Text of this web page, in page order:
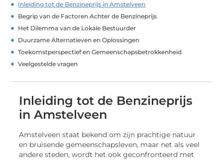
Inleiding tot de Benzineprijs in Amstelveen
Begrip van de Factoren Achter de Benzineprijs
Het Dilemma van de Lokale Bestuurder
Duurzame Alternatieven en Oplossingen
Toekomstperspectief en Gemeenschapsbetrokkenheid
Veelgestelde vragen
Inleiding tot de Benzineprijs
in Amstelveen
Amstelveen staat bekend om zijn prachtige natuur
en bruisende gemeenschapsleven, maar net als veel
andere steden, wordt het ook geconfronteerd met